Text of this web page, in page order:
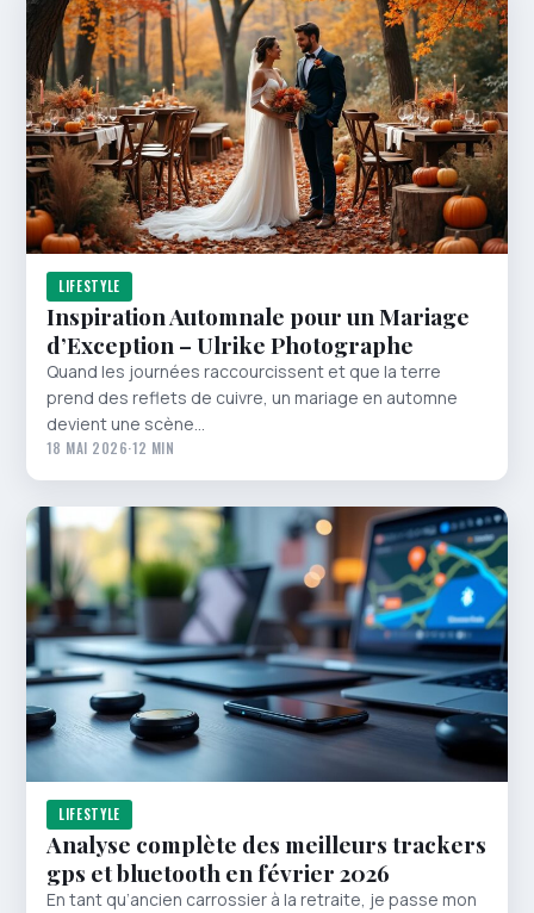
LIFESTYLE
Inspiration Automnale pour un Mariage
d’Exception – Ulrike Photographe
Quand les journées raccourcissent et que la terre
prend des reflets de cuivre, un mariage en automne
devient une scène…
18 MAI 2026·12 MIN
LIFESTYLE
Analyse complète des meilleurs trackers
gps et bluetooth en février 2026
En tant qu’ancien carrossier à la retraite, je passe mon